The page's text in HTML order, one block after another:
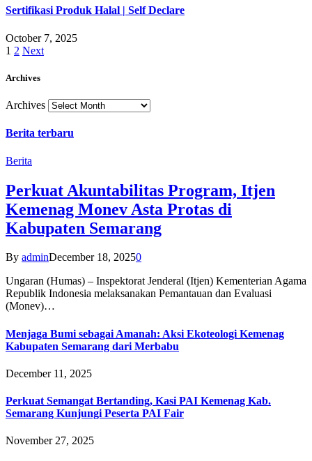
Sertifikasi Produk Halal | Self Declare
October 7, 2025
1 2 Next
Archives
Archives
Berita terbaru
Berita
Perkuat Akuntabilitas Program, Itjen
Kemenag Monev Asta Protas di
Kabupaten Semarang
By adminDecember 18, 20250
Ungaran (Humas) – Inspektorat Jenderal (Itjen) Kementerian Agama
Republik Indonesia melaksanakan Pemantauan dan Evaluasi
(Monev)…
Menjaga Bumi sebagai Amanah: Aksi Ekoteologi Kemenag
Kabupaten Semarang dari Merbabu
December 11, 2025
Perkuat Semangat Bertanding, Kasi PAI Kemenag Kab.
Semarang Kunjungi Peserta PAI Fair
November 27, 2025